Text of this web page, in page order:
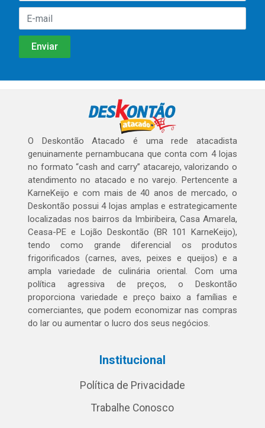
O Deskontão Atacado é uma rede atacadista
genuinamente pernambucana que conta com 4 lojas
no formato “cash and carry” atacarejo, valorizando o
atendimento no atacado e no varejo. Pertencente a
KarneKeijo e com mais de 40 anos de mercado, o
Deskontão possui 4 lojas amplas e estrategicamente
localizadas nos bairros da Imbiribeira, Casa Amarela,
Ceasa-PE e Lojão Deskontão (BR 101 KarneKeijo),
tendo como grande diferencial os produtos
frigorificados (carnes, aves, peixes e queijos) e a
ampla variedade de culinária oriental. Com uma
política agressiva de preços, o Deskontão
proporciona variedade e preço baixo a famílias e
comerciantes, que podem economizar nas compras
do lar ou aumentar o lucro dos seus negócios.
Institucional
Política de Privacidade
Trabalhe Conosco